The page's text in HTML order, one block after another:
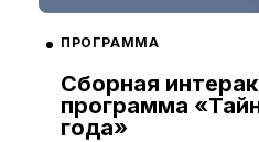
ПРОГРАММА
Сборная
программа
года»